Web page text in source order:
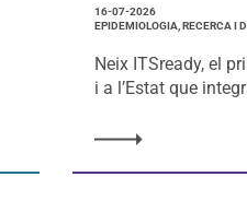
16-07-2026
EPIDEMIOLOGIA, RECERCA I
Neix ITSready, el
i a l’Estat que